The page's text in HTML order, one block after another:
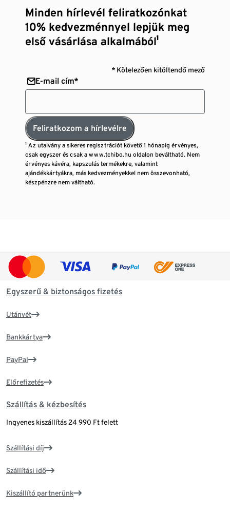
Minden hírlevél feliratkozónkat
10% kedvezménnyel lepjük meg
első vásárlása alkalmából¹
* Kötelezően kitöltendő mező
E-mail cím*
Feliratkozom a hírlevélre
¹ Az utalvány a sikeres regisztrációt követő 1 hónapig érvényes,
csak egyszer és csak a www.tchibo.hu oldalon beváltható. Nem
érvényes kávéra, kapszulás termékekre, valamint
ajándékkártyákra, más kedvezményekkel nem összevonható,
készpénzre nem váltható.
Egyszerű & biztonságos fizetés
Utánvét
Bankkártya
PayPal
Előrefizetés
Szállítás & kézbesítés
Ingyenes kiszállítás 24 990 Ft felett
Szállítási díj
Szállítási idő
Kiszállító partnerünk